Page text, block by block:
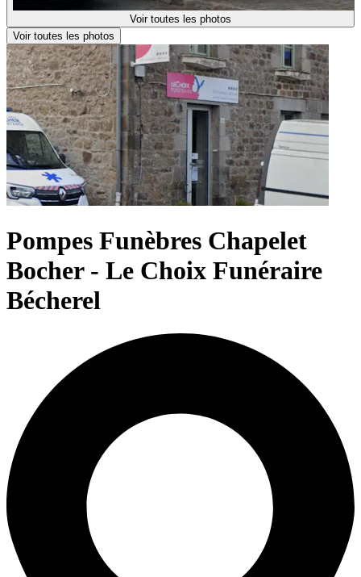
Voir toutes les photos
Voir toutes les photos
Pompes Funèbres Chapelet
Bocher - Le Choix Funéraire
Bécherel